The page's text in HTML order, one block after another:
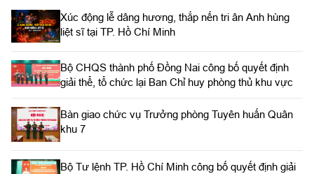
Xúc động lễ dâng hương, thắp nến tri ân Anh hùng
liệt sĩ tại TP. Hồ Chí Minh
Bộ CHQS thành phố Đồng Nai công bố quyết định
giải thể, tổ chức lại Ban Chỉ huy phòng thủ khu vực
Bàn giao chức vụ Trưởng phòng Tuyên huấn Quân
khu 7
Bộ Tư lệnh TP. Hồ Chí Minh công bố quyết định giải